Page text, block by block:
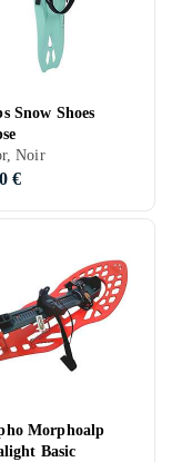
Snow Shoes
Noir
€
Morphoalp
Basic